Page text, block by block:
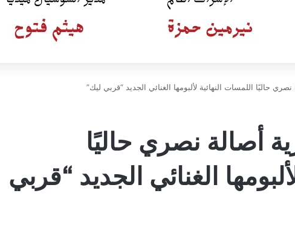
حاليًا اللمسات النهائية لألبومها الغنائي الجديد “قربي ليك”
أصالة نصري حاليًا
الغنائي الجديد “قربي